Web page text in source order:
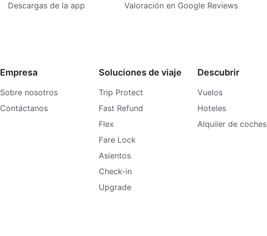
Descargas de la app Valoración en Google Reviews
Empresa
Sobre nosotros
Contáctanos
Soluciones de viaje
Trip Protect
Fast Refund
Flex
Fare Lock
Asientos
Check-in
Upgrade
Descubrir
Vuelos
Hoteles
Alquiler de coches